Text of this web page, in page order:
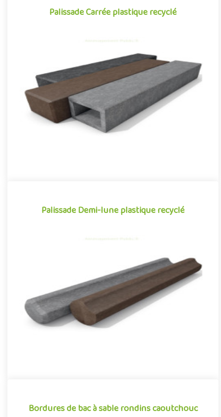
Palissade Carrée plastique recyclé
Palissade Carrée plastique recyclé
Tout aussi fonctionnels qu'esthétiques, les poteaux de
palissade en plastique recyclé se démarquent par leur caractère
polyva..
Offre partenaire
Palissade Demi-lune plastique recyclé
Tout aussi fonctionnelles qu'esthétiques, les palissades en
plastique recyclé se démarquent par leur caractère polyvalent.
Cr..
Offre partenaire
Bordures de bac à sable rondins caoutchouc